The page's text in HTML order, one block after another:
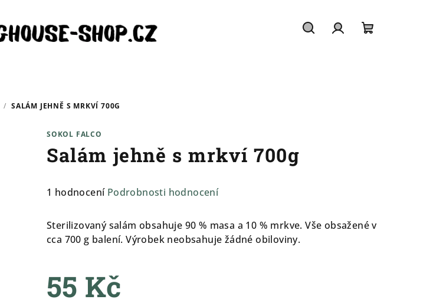
/ SALÁM JEHNĚ S MRKVÍ 700G
SOKOL FALCO
Salám jehně s mrkví 700g
Průměrné
produktu
5
hvězdiček.
1 hodnocení Podrobnosti hodnocení
Sterilizovaný salám obsahuje 90 % masa a 10 % mrkve. Vše obsažené v
cca 700 g balení. Výrobek neobsahuje žádné obiloviny.
55 Kč